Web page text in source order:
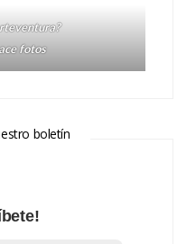
fotos
boletín